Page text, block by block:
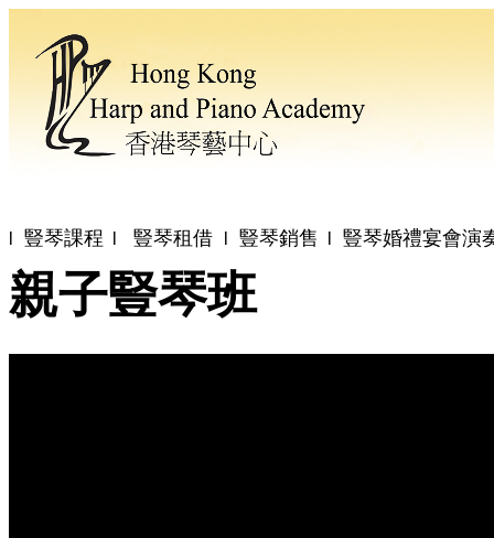
豎琴課程 豎琴租借 豎琴銷售 豎琴婚禮宴會演
親子豎琴班